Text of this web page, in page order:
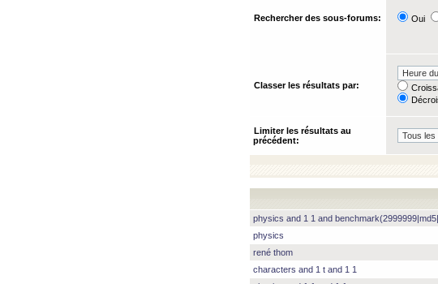
Rechercher des sous-forums: Oui
Classer les résultats par:
Limiter les résultats au
précédent:
physics and 1 1 and
physics
rené thom
characters and 1 t and 1 1